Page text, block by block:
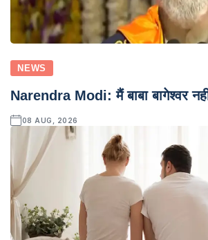
NEWS
Narendra Modi: मैं बाबा बागेश्वर
08 AUG, 2026